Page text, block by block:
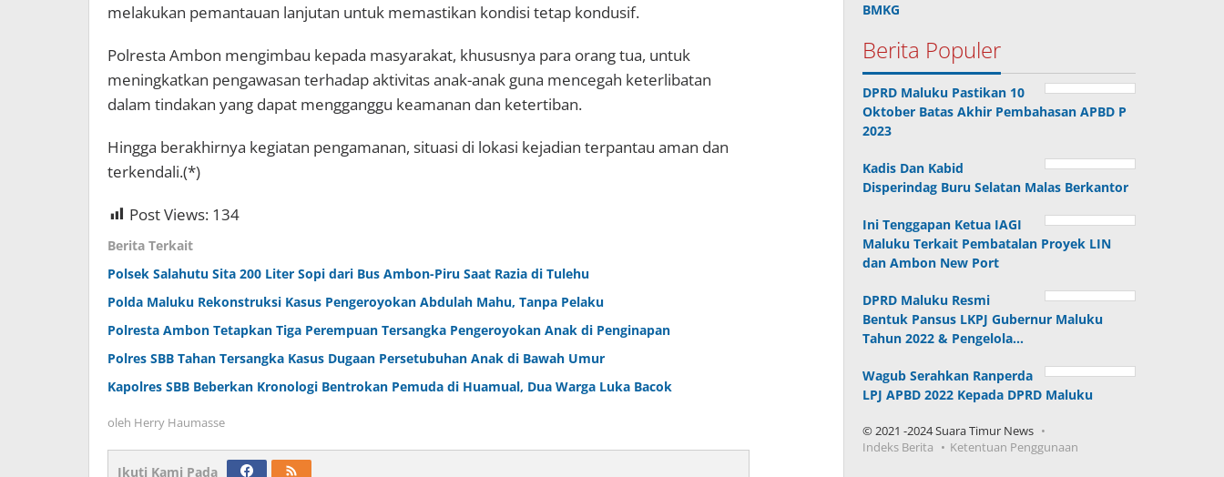
melakukan pemantauan lanjutan untuk memastikan kondisi tetap kondusif.
Polresta Ambon mengimbau kepada masyarakat, khususnya para orang tua, untuk
meningkatkan pengawasan terhadap aktivitas anak-anak guna mencegah keterlibatan
dalam tindakan yang dapat mengganggu keamanan dan ketertiban.
Hingga berakhirnya kegiatan pengamanan, situasi di lokasi kejadian terpantau aman dan
terkendali.(*)
Post Views: 134
Berita Terkait
Polsek Salahutu Sita 200 Liter Sopi dari Bus Ambon-Piru Saat Razia di Tulehu
Polda Maluku Rekonstruksi Kasus Pengeroyokan Abdulah Mahu, Tanpa Pelaku
Polresta Ambon Tetapkan Tiga Perempuan Tersangka Pengeroyokan Anak di Penginapan
Polres SBB Tahan Tersangka Kasus Dugaan Persetubuhan Anak di Bawah Umur
Kapolres SBB Beberkan Kronologi Bentrokan Pemuda di Huamual, Dua Warga Luka Bacok
oleh Herry Haumasse
Ikuti Kami Pada
BMKG
Berita Populer
DPRD Maluku Pastikan 10
Oktober Batas Akhir Pembahasan APBD P
2023
Kadis Dan Kabid
Disperindag Buru Selatan Malas Berkantor
Ini Tenggapan Ketua IAGI
Maluku Terkait Pembatalan Proyek LIN
dan Ambon New Port
DPRD Maluku Resmi
Bentuk Pansus LKPJ Gubernur Maluku
Tahun 2022 & Pengelola…
Wagub Serahkan Ranperda
LPJ APBD 2022 Kepada DPRD Maluku
© 2021 -2024 Suara Timur News
Indeks Berita
Ketentuan Penggunaan